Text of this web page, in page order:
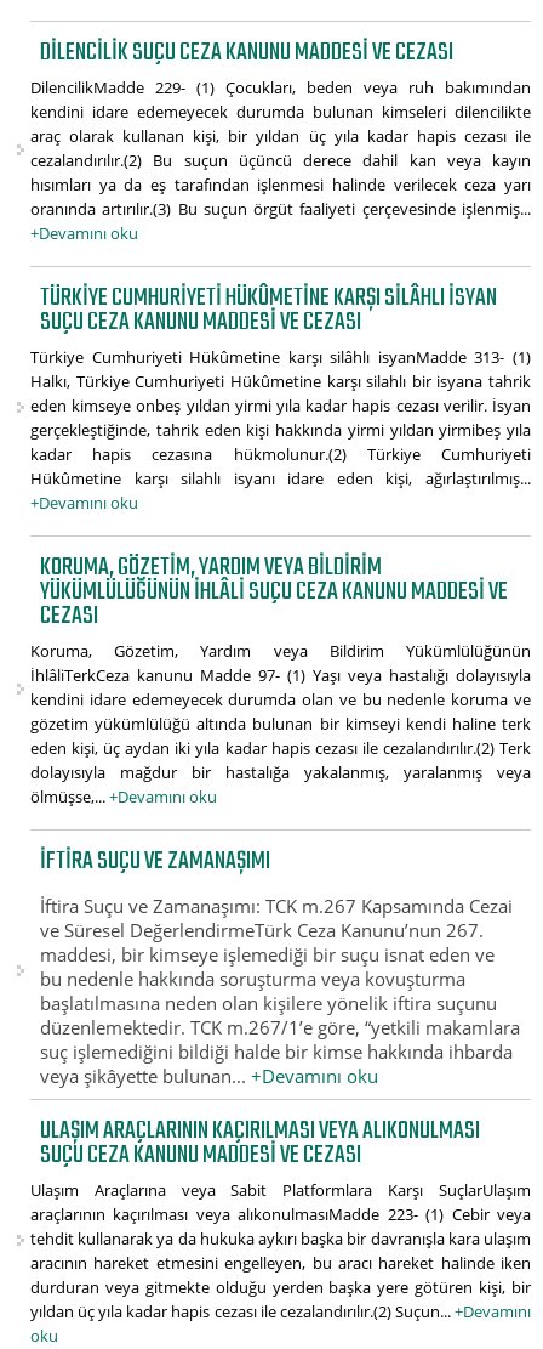
DILENCILIK SUÇU CEZA KANUNU MADDESI VE CEZASI
DilencilikMadde 229- (1) Çocukları, beden veya ruh bakımından
kendini idare edemeyecek durumda bulunan kimseleri dilencilikte
araç olarak kullanan kişi, bir yıldan üç yıla kadar hapis cezası ile
cezalandırılır.(2) Bu suçun üçüncü derece dahil kan veya kayın
hısımları ya da eş tarafından işlenmesi halinde verilecek ceza yarı
oranında artırılır.(3) Bu suçun örgüt faaliyeti çerçevesinde işlenmiş...
+Devamını oku
TÜRKIYE CUMHURIYETI HÜKÛMETINE KARŞI SILÂHLI ISYAN
SUÇU CEZA KANUNU MADDESI VE CEZASI
Türkiye Cumhuriyeti Hükûmetine karşı silâhlı isyanMadde 313- (1)
Halkı, Türkiye Cumhuriyeti Hükûmetine karşı silahlı bir isyana tahrik
eden kimseye onbeş yıldan yirmi yıla kadar hapis cezası verilir. İsyan
gerçekleştiğinde, tahrik eden kişi hakkında yirmi yıldan yirmibeş yıla
kadar hapis cezasına hükmolunur.(2) Türkiye Cumhuriyeti
Hükûmetine karşı silahlı isyanı idare eden kişi, ağırlaştırılmış...
+Devamını oku
KORUMA, GÖZETIM, YARDIM VEYA BILDIRIM
YÜKÜMLÜLÜĞÜNÜN İHLÂLI SUÇU CEZA KANUNU MADDESI VE
CEZASI
Koruma, Gözetim, Yardım veya Bildirim Yükümlülüğünün
İhlâliTerkCeza kanunu Madde 97- (1) Yaşı veya hastalığı dolayısıyla
kendini idare edemeyecek durumda olan ve bu nedenle koruma ve
gözetim yükümlülüğü altında bulunan bir kimseyi kendi haline terk
eden kişi, üç aydan iki yıla kadar hapis cezası ile cezalandırılır.(2) Terk
dolayısıyla mağdur bir hastalığa yakalanmış, yaralanmış veya
ölmüşse,...+Devamını oku
İFTIRA SUÇU VE ZAMANAŞIMI
İftira Suçu ve Zamanaşımı: TCK m.267 Kapsamında Cezai
ve Süresel DeğerlendirmeTürk Ceza Kanunu’nun 267.
maddesi, bir kimseye işlemediği bir suçu isnat eden ve
bu nedenle hakkında soruşturma veya kovuşturma
başlatılmasına neden olan kişilere yönelik iftira suçunu
düzenlemektedir. TCK m.267/1’e göre, “yetkili makamlara
suç işlemediğini bildiği halde bir kimse hakkında ihbarda
veya şikâyette bulunan...+Devamını oku
ULAŞIM ARAÇLARININ KAÇIRILMASI VEYA ALIKONULMASI
SUÇU CEZA KANUNU MADDESI VE CEZASI
Ulaşım Araçlarına veya Sabit Platformlara Karşı SuçlarUlaşım
araçlarının kaçırılması veya alıkonulmasıMadde 223- (1) Cebir veya
tehdit kullanarak ya da hukuka aykırı başka bir davranışla kara ulaşım
aracının hareket etmesini engelleyen, bu aracı hareket halinde iken
durduran veya gitmekte olduğu yerden başka yere götüren kişi, bir
yıldan üç yıla kadar hapis cezası ile cezalandırılır.(2) Suçun...+Devamını
oku